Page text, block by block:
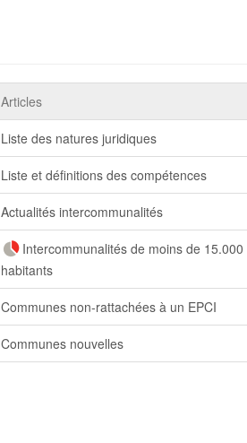
Articles
Liste des natures juridiques
Liste et définitions des compétences
Actualités intercommunalités
Intercommunalités de moins de 15.000
habitants
Communes non-rattachées à un EPCI
Communes nouvelles